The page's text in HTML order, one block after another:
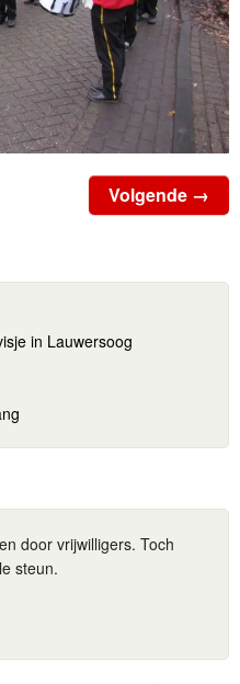
Volgende →
in Lauwersoog
door vrijwilligers. Toch
steun.